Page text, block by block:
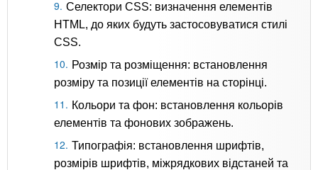
Селектори CSS: визначення елементів
HTML, до яких будуть застосовуватися стилі
CSS.
Розмір та розміщення: встановлення
розміру та позиції елементів на сторінці.
Кольори та фон: встановлення кольорів
елементів та фонових зображень.
Типографія: встановлення шрифтів,
розмірів шрифтів, міжрядкових відстаней та